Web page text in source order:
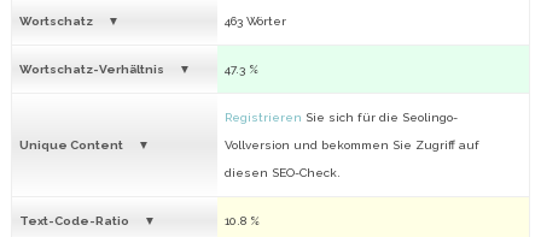
Wortschatz 463 Wörter
Wortschatz-Verhältnis 47.3 %
Unique Content
Registrieren Sie sich für die Seolingo-
Vollversion und bekommen Sie Zugriff auf
diesen SEO-Check.
Text-Code-Ratio 10.8 %